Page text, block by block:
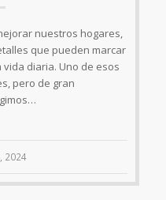
nuestros hogares,
que pueden marcar
diaria. Uno de esos
pero de gran
2024